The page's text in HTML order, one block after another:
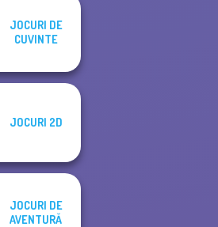
JOCURI DE
CUVINTE
JOCURI 2D
JOCURI DE
AVENTURĂ